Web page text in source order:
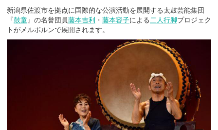
新潟県佐渡市を拠点に国際的な公演活動を展開する太鼓芸能集団
『鼓童』の名誉団員藤本吉利 ・ 藤本容子による 二人行脚プロジェク
トがメルボルンで展開されます。